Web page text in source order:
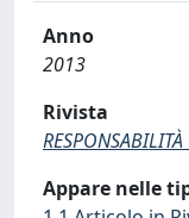
Anno
2013
Rivista
Appare nelle